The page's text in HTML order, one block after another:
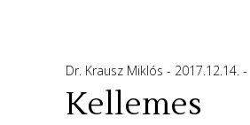
Dr. Krausz Miklós 2017.12.14.
Kellemes